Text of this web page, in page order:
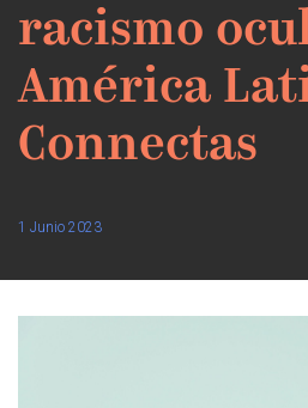
racismo
América
Connectas
1 Junio 2023